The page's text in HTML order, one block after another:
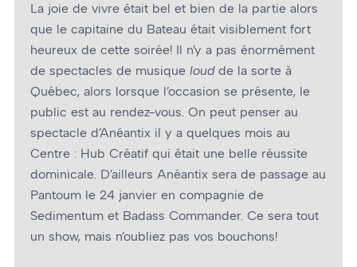
La joie de vivre était bel et bien de la partie alors
que le capitaine du Bateau était visiblement fort
heureux de cette soirée! Il n’y a pas énormément
de spectacles de musique loud de la sorte à
Québec, alors lorsque l’occasion se présente, le
public est au rendez-vous. On peut penser au
spectacle d’Anéantix il y a quelques mois au
Centre : Hub Créatif qui était une belle réussite
dominicale. D’ailleurs Anéantix sera de passage au
Pantoum le 24 janvier en compagnie de
Sedimentum et Badass Commander. Ce sera tout
un show, mais n’oubliez pas vos bouchons!